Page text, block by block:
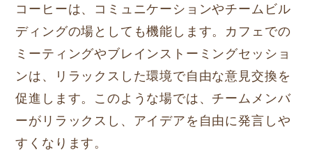
コーヒーは、コミュニケーションやチームビル
ディングの場としても機能します。カフェでの
ミーティングやブレインストーミングセッショ
ンは、リラックスした環境で自由な意見交換を
促進します。このような場では、チームメンバ
ーがリラックスし、アイデアを自由に発言しや
すくなります。